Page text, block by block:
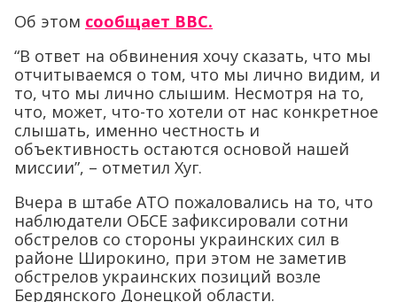
Об этом сообщает ВВС.
“В ответ на обвинения хочу сказать, что мы
отчитываемся о том, что мы лично видим, и
то, что мы лично слышим. Несмотря на то,
что, может, что-то хотели от нас конкретное
слышать, именно честность и
объективность остаются основой нашей
миссии”, – отметил Хуг.
Вчера в штабе АТО пожаловались на то, что
наблюдатели ОБСЕ зафиксировали сотни
обстрелов со стороны украинских сил в
районе Широкино, при этом не заметив
обстрелов украинских позиций возле
Бердянского Донецкой области.